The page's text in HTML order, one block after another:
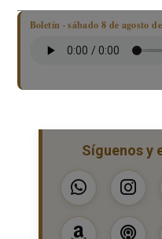
Boletín · sábado 8 de agosto
Síguenos y